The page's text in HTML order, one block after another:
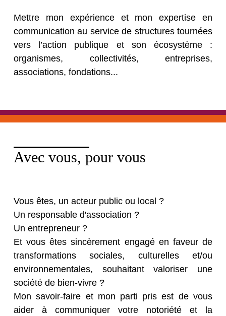
Mettre mon expérience et mon expertise en
communication au service de structures tournées
vers l’action publique et son écosystème :
organismes, collectivités, entreprises,
associations, fondations...
Avec vous, pour vous
Vous êtes, un acteur public ou local ?
Un responsable d'association ?
Un entrepreneur ?
Et vous êtes sincèrement engagé en faveur de
transformations sociales, culturelles et/ou
environnementales, souhaitant valoriser une
société de bien-vivre ?
Mon savoir-faire et mon parti pris est de vous
aider à communiquer votre notoriété et la